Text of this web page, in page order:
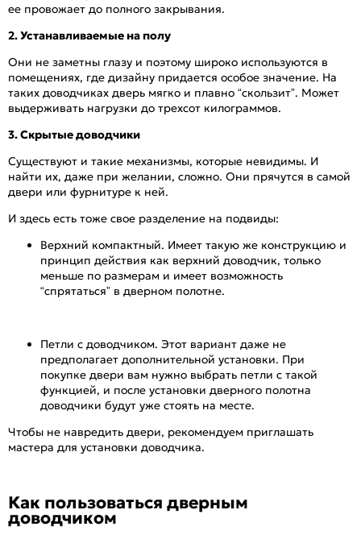
ее провожает до полного закрывания.
2. Устанавливаемые на полу
Они не заметны глазу и поэтому широко используются в
помещениях, где дизайну придается особое значение. На
таких доводчиках дверь мягко и плавно “скользит”. Может
выдерживать нагрузки до трехсот килограммов.
3. Скрытые доводчики
Существуют и такие механизмы, которые невидимы. И
найти их, даже при желании, сложно. Они прячутся в самой
двери или фурнитуре к ней.
И здесь есть тоже свое разделение на подвиды:
Верхний компактный. Имеет такую же конструкцию и
принцип действия как верхний доводчик, только
меньше по размерам и имеет возможность
“спрятаться” в дверном полотне.
Петли с доводчиком. Этот вариант даже не
предполагает дополнительной установки. При
покупке двери вам нужно выбрать петли с такой
функцией, и после установки дверного полотна
доводчики будут уже стоять на месте.
Чтобы не навредить двери, рекомендуем приглашать
мастера для установки доводчика.
Как пользоваться дверным
доводчиком